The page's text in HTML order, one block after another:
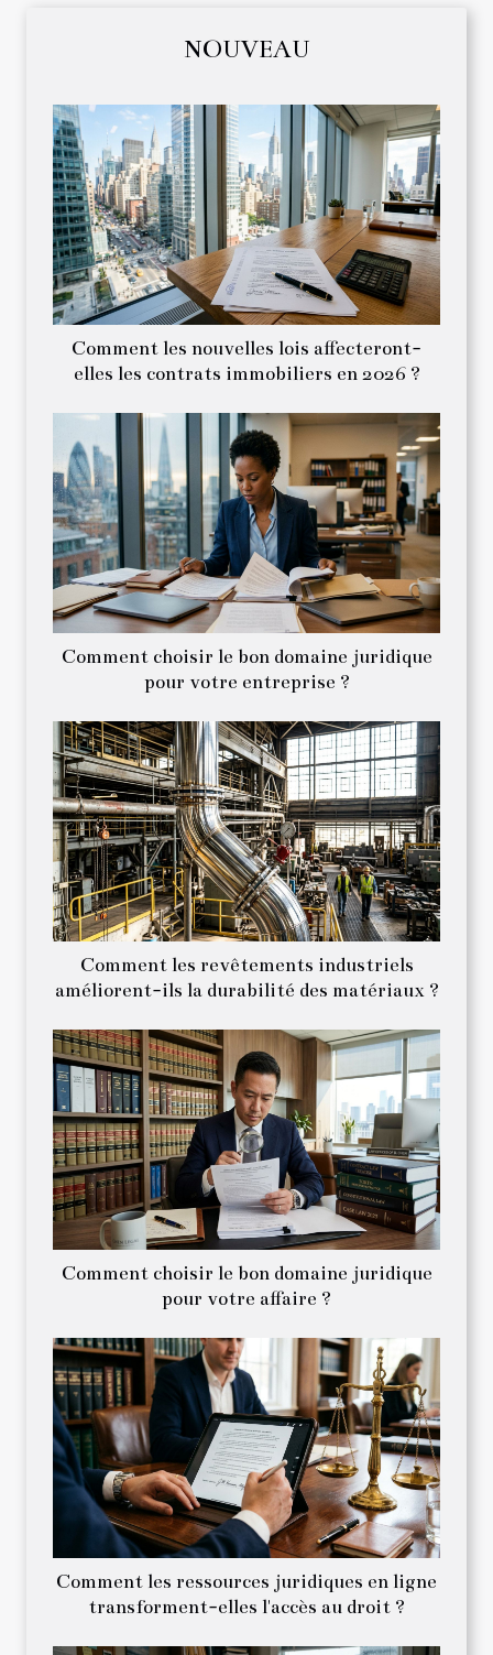
NOUVEAU
Comment les nouvelles lois affecteront-
elles les contrats immobiliers en 2026 ?
Comment choisir le bon domaine juridique
pour votre entreprise ?
Comment les revêtements industriels
améliorent-ils la durabilité des matériaux ?
Comment choisir le bon domaine juridique
pour votre affaire ?
Comment les ressources juridiques en ligne
transforment-elles l'accès au droit ?